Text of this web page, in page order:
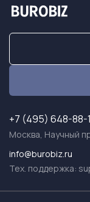
+7 (495) 648-88-
Москва, Научный
info@burobiz.ru
Тех. поддержка: